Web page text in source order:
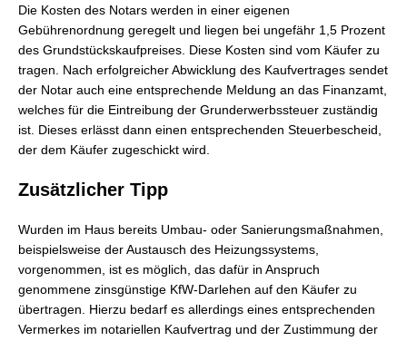
Die Kosten des Notars werden in einer eigenen
Gebührenordnung geregelt und liegen bei ungefähr 1,5 Prozent
des Grundstückskaufpreises. Diese Kosten sind vom Käufer zu
tragen. Nach erfolgreicher Abwicklung des Kaufvertrages sendet
der Notar auch eine entsprechende Meldung an das Finanzamt,
welches für die Eintreibung der Grunderwerbssteuer zuständig
ist. Dieses erlässt dann einen entsprechenden Steuerbescheid,
der dem Käufer zugeschickt wird.
Zusätzlicher Tipp
Wurden im Haus bereits Umbau- oder Sanierungsmaßnahmen,
beispielsweise der Austausch des Heizungssystems,
vorgenommen, ist es möglich, das dafür in Anspruch
genommene zinsgünstige KfW-Darlehen auf den Käufer zu
übertragen. Hierzu bedarf es allerdings eines entsprechenden
Vermerkes im notariellen Kaufvertrag und der Zustimmung der